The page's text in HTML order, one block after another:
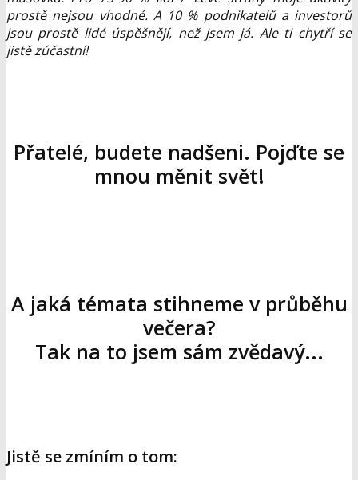
prostě nejsou vhodné. A 10 % podnikatelů a investorů
jsou prostě lidé úspěšnějí, než jsem já. Ale ti chytří se
jistě zúčastní!
Přatelé, budete nadšeni. Pojďte se
mnou měnit svět!
A jaká témata stihneme v průběhu
večera?
Tak na to jsem sám zvědavý...
Jistě se zmíním o tom: